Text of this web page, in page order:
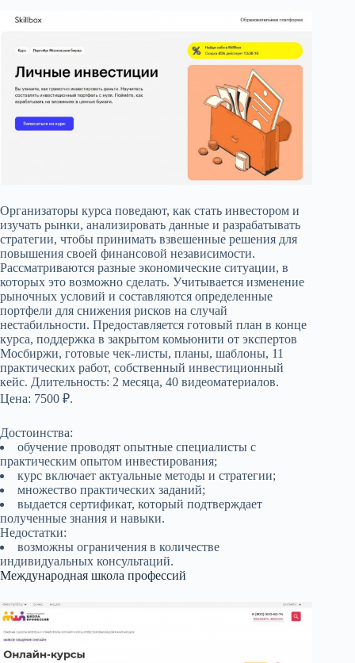
Организаторы курса поведают, как стать инвестором и
изучать рынки, анализировать данные и разрабатывать
стратегии, чтобы принимать взвешенные решения для
повышения своей финансовой независимости.
Рассматриваются разные экономические ситуации, в
которых это возможно сделать. Учитывается изменение
рыночных условий и составляются определенные
портфели для снижения рисков на случай
нестабильности. Предоставляется готовый план в конце
курса, поддержка в закрытом комьюнити от экспертов
Мосбиржи, готовые чек-листы, планы, шаблоны, 11
практических работ, собственный инвестиционный
кейс. Длительность: 2 месяца, 40 видеоматериалов.
Цена: 7500 ₽.
Достоинства:
обучение проводят опытные специалисты с
практическим опытом инвестирования;
курс включает актуальные методы и стратегии;
множество практических заданий;
выдается сертификат, который подтверждает
полученные знания и навыки.
Недостатки:
возможны ограничения в количестве
индивидуальных консультаций.
Международная школа профессий